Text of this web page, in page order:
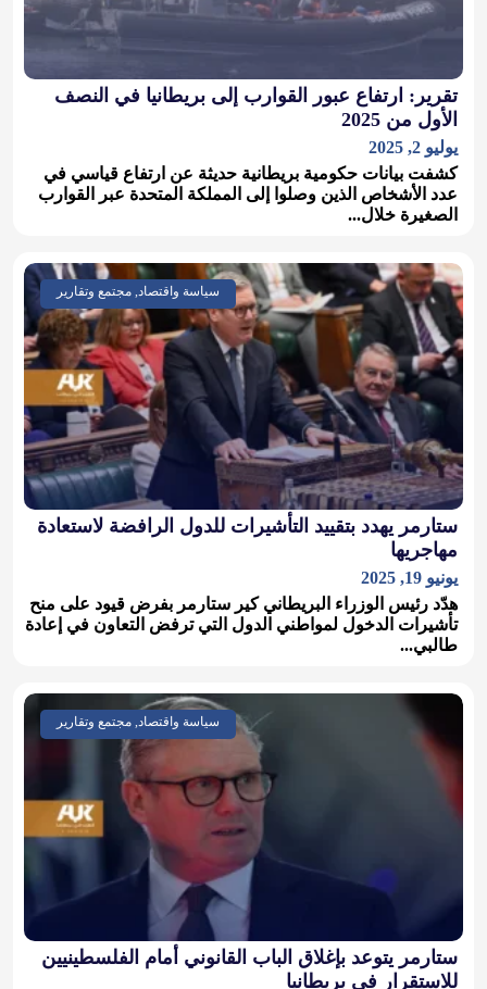
تقرير: ارتفاع عبور القوارب إلى بريطانيا في النصف
الأول من 2025
يوليو 2, 2025
كشفت بيانات حكومية بريطانية حديثة عن ارتفاع قياسي في
عدد الأشخاص الذين وصلوا إلى المملكة المتحدة عبر القوارب
الصغيرة خلال...
سياسة واقتصاد, مجتمع وتقارير
ستارمر يهدد بتقييد التأشيرات للدول الرافضة لاستعادة
مهاجريها
يونيو 19, 2025
هدّد رئيس الوزراء البريطاني كير ستارمر بفرض قيود على منح
تأشيرات الدخول لمواطني الدول التي ترفض التعاون في إعادة
طالبي...
سياسة واقتصاد, مجتمع وتقارير
ستارمر يتوعد بإغلاق الباب القانوني أمام الفلسطينيين
للاستقرار في بريطانيا